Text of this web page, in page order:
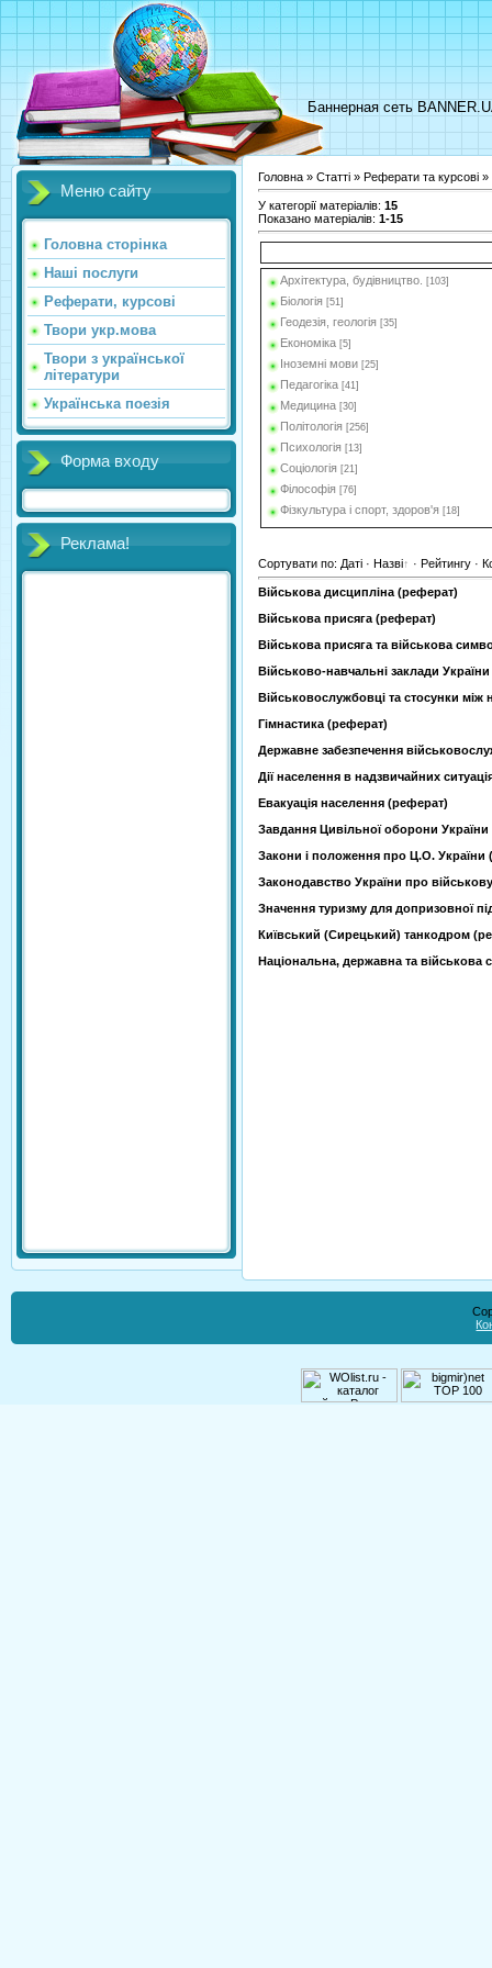
Баннерная сеть
Меню сайту
Головна сторінка
Наші послуги
Реферати, курсові
Твори укр.мова
Твори з української
літератури
Українська поезія
Форма входу
Реклама!
Головна » Статті » Реферати та курсові »
У категорії матеріалів: 15
Показано матеріалів: 1-15
Архітектура, будівництво. [103]
Біологія [51]
Геодезія, геологія [35]
Економіка [5]
Іноземні мови [25]
Педагогіка [41]
Медицина [30]
Політологія [256]
Психологія [13]
Соціологія [21]
Філософія [76]
Фізкультура і спорт, здоров'я [18]
Сортувати по: Даті · Назві · Рейтингу ·
Військова дисципліна (реферат)
Військова присяга (реферат)
Військова присяга та військова
Військово-навчальні заклади
Військовослужбовці та стосунки
Гімнастика (реферат)
Державне забезпечення
Дії населення в надзвичайних
Евакуація населення (реферат)
Завдання Цивільної оборони
Закони і положення про Ц.О. України
Законодавство України про
Значення туризму для допризовної
Київський (Сирецький) танкодром
Національна, державна та військова